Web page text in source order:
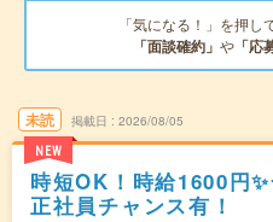
「気になる！」を押
「面談確約」 や 「応
未読
NEW
掲載日 2026/08/05
時短OK！時給1600円
正社員チャンス有！